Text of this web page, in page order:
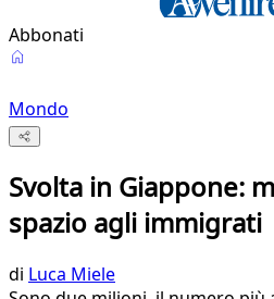
Abbonati
Mondo
Svolta in Giappone:
spazio agli immigrati
di Luca Miele